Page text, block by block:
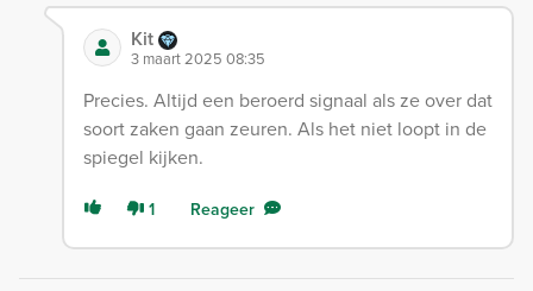
Kit
3 maart 2025 08:35
Precies. Altijd een beroerd signaal als ze over dat
soort zaken gaan zeuren. Als het niet loopt in de
spiegel kijken.
1 Reageer